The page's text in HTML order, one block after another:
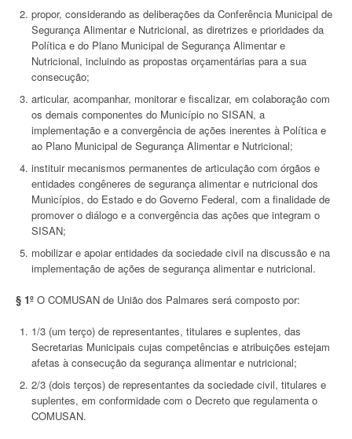
propor, considerando as deliberações da Conferência Municipal de
Segurança Alimentar e Nutricional, as diretrizes e prioridades da
Política e do Plano Municipal de Segurança Alimentar e
Nutricional, incluindo as propostas orçamentárias para a sua
consecução;
articular, acompanhar, monitorar e fiscalizar, em colaboração com
os demais componentes do Município no SISAN, a
implementação e a convergência de ações inerentes à Política e
ao Plano Municipal de Segurança Alimentar e Nutricional;
instituir mecanismos permanentes de articulação com órgãos e
entidades congêneres de segurança alimentar e nutricional dos
Municípios, do Estado e do Governo Federal, com a finalidade de
promover o diálogo e a convergência das ações que integram o
SISAN;
mobilizar e apoiar entidades da sociedade civil na discussão e na
implementação de ações de segurança alimentar e nutricional.
§ 1º O COMUSAN de União dos Palmares será composto por:
1/3 (um terço) de representantes, titulares e suplentes, das
Secretarias Municipais cujas competências e atribuições estejam
afetas à consecução da segurança alimentar e nutricional;
2/3 (dois terços) de representantes da sociedade civil, titulares e
suplentes, em conformidade com o Decreto que regulamenta o
COMUSAN.